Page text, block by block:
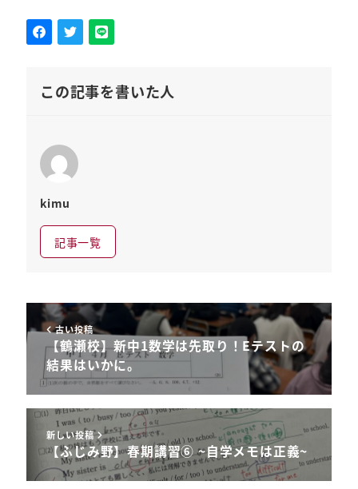
この記事を書いた人
kimu
記事一覧
古い投稿
【鶴瀬校】新中1数学は先取り！Eテストの
結果はいかに。
新しい投稿
【ふじみ野】春期講習⑥ ~自学メモは正義~